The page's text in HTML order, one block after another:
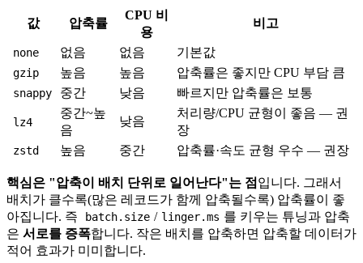
값 압축률
CPU 비
용
비고
none 없음 없음 기본값
gzip 높음 높음 압축률은 좋지만 CPU 부담 큼
snappy 중간 낮음 빠르지만 압축률은 보통
lz4
중간~높
음
낮음
처리량/CPU 균형이 좋음 — 권
장
zstd 높음 중간 압축률·속도 균형 우수 — 권장
핵심은 "압축이 배치 단위로 일어난다"는 점 입니다. 그래서
배치가 클수록(많은 레코드가 함께 압축될수록) 압축률이 좋
아집니다. 즉
batch.size / linger.ms 를 키우는 튜닝과 압축
은 서로를 증폭합니다. 작은 배치를 압축하면 압축할 데이터가
적어 효과가 미미합니다.